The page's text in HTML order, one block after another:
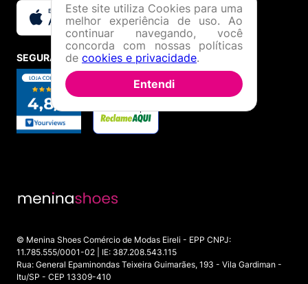
SEGURANÇA E CREDIBILIDADE
© Menina Shoes Comércio de Modas Eireli - EPP CNPJ:
11.785.555/0001-02 | IE: 387.208.543.115
Rua: General Epaminondas Teixeira Guimarães, 193 - Vila Gardiman -
Itu/SP - CEP 13309-410
Este site utiliza Cookies para uma
melhor experiência de uso. Ao
continuar navegando, você
concorda com nossas políticas
de cookies e privacidade.
Entendi